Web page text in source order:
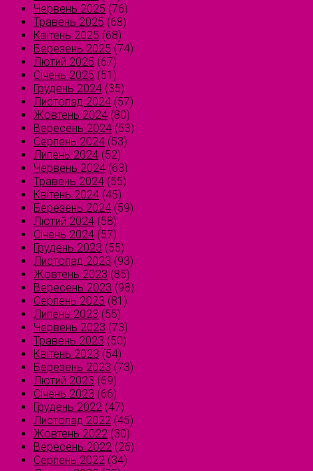
Червень 2025 (76)
Травень 2025 (68)
Квітень 2025 (68)
Березень 2025 (74)
Лютий 2025 (67)
Січень 2025 (51)
Грудень 2024 (35)
Листопад 2024 (57)
Жовтень 2024 (80)
Вересень 2024 (53)
Серпень 2024 (53)
Липень 2024 (52)
Червень 2024 (63)
Травень 2024 (55)
Квітень 2024 (45)
Березень 2024 (59)
Лютий 2024 (58)
Січень 2024 (57)
Грудень 2023 (55)
Листопад 2023 (93)
Жовтень 2023 (85)
Вересень 2023 (98)
Серпень 2023 (81)
Липень 2023 (55)
Червень 2023 (73)
Травень 2023 (50)
Квітень 2023 (54)
Березень 2023 (73)
Лютий 2023 (69)
Січень 2023 (66)
Грудень 2022 (47)
Листопад 2022 (45)
Жовтень 2022 (30)
Вересень 2022 (26)
Серпень 2022 (34)